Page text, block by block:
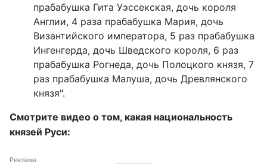
прабабушка Гита Уэссекская, дочь короля
Англии, 4 раза прабабушка Мария, дочь
Византийского императора, 5 раз прабабушка
Ингенгерда, дочь Шведского короля, 6 раз
прабабушка Рогнеда, дочь Полоцкого князя, 7
раз прабабушка Малуша, дочь Древлянского
князя".
Смотрите видео о том, какая национальность
князей Руси:
Реклама